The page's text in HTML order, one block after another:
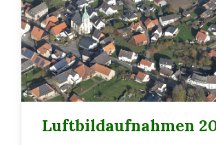
Luftbildaufnahmen